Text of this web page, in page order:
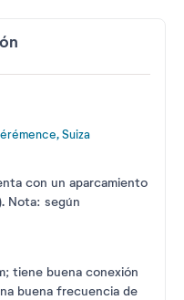
Suiza
con un aparcamiento
Nota: según
tiene buena conexión
buena frecuencia de